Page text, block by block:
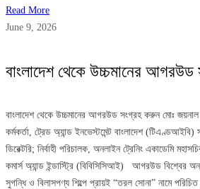
Read More
June 9, 2026
বাংলাদেশ থেকে উচ্চমানের
বাংলাদেশ থেকে উচ্চমানের আগরউড সংগ্রহ করুন মোঃ জয়নাল
কর্মকর্তা, ট্রেড অ্যান্ড ইনভেস্টমেন্ট বাংলাদেশ
ডিরেক্টরি; নির্বাহী পরিচালক, অনলাইন ট্রেনিং একাডেমি
কমার্স অ্যান্ড ইন্ডাস্ট্রি (বিবিসিসিআই) আগরউড বিশ্বের
সুগন্ধি ও বিলাসপণ্য শিল্পে প্রায়ই “তরল সোনা” নামে